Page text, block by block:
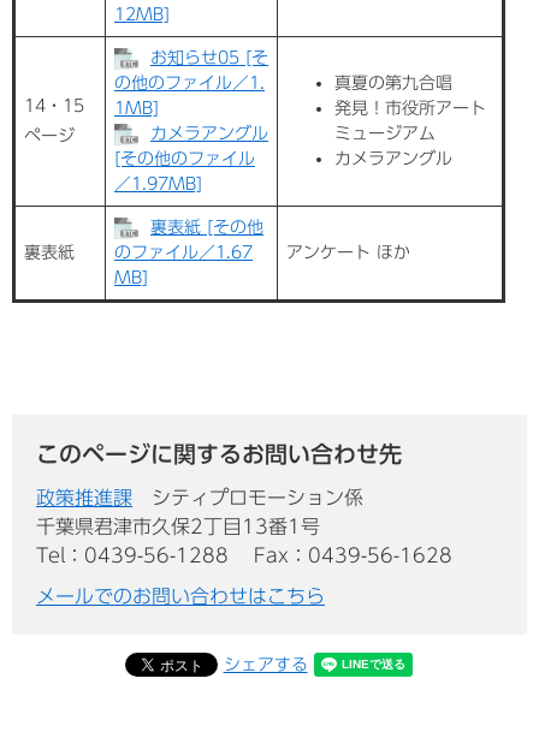
12MB]
14・15
ページ
お知らせ05 [そ
の他のファイル／1.
1MB]
カメラアングル
[その他のファイル
／1.97MB]
真夏の第九合唱
発見！市役所アート
ミュージアム
カメラアングル
裏表紙
裏表紙 [その他
のファイル／1.67
MB]
アンケート ほか
このページに関するお問い合わせ先
政策推進課
シティプロモーション係
千葉県君津市久保2丁目13番1号
Tel：0439-56-1288
Fax：0439-56-1628
メールでのお問い合わせはこちら
シェアする